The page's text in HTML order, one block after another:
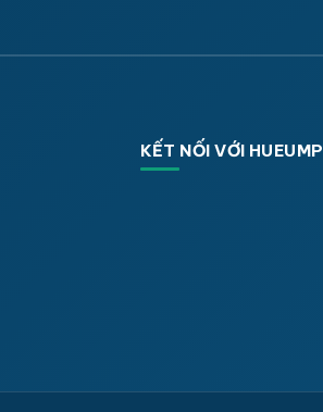
KẾT NỐI VỚI HUEUMP